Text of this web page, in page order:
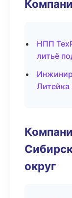
НПП
литьё
Литейка
округ